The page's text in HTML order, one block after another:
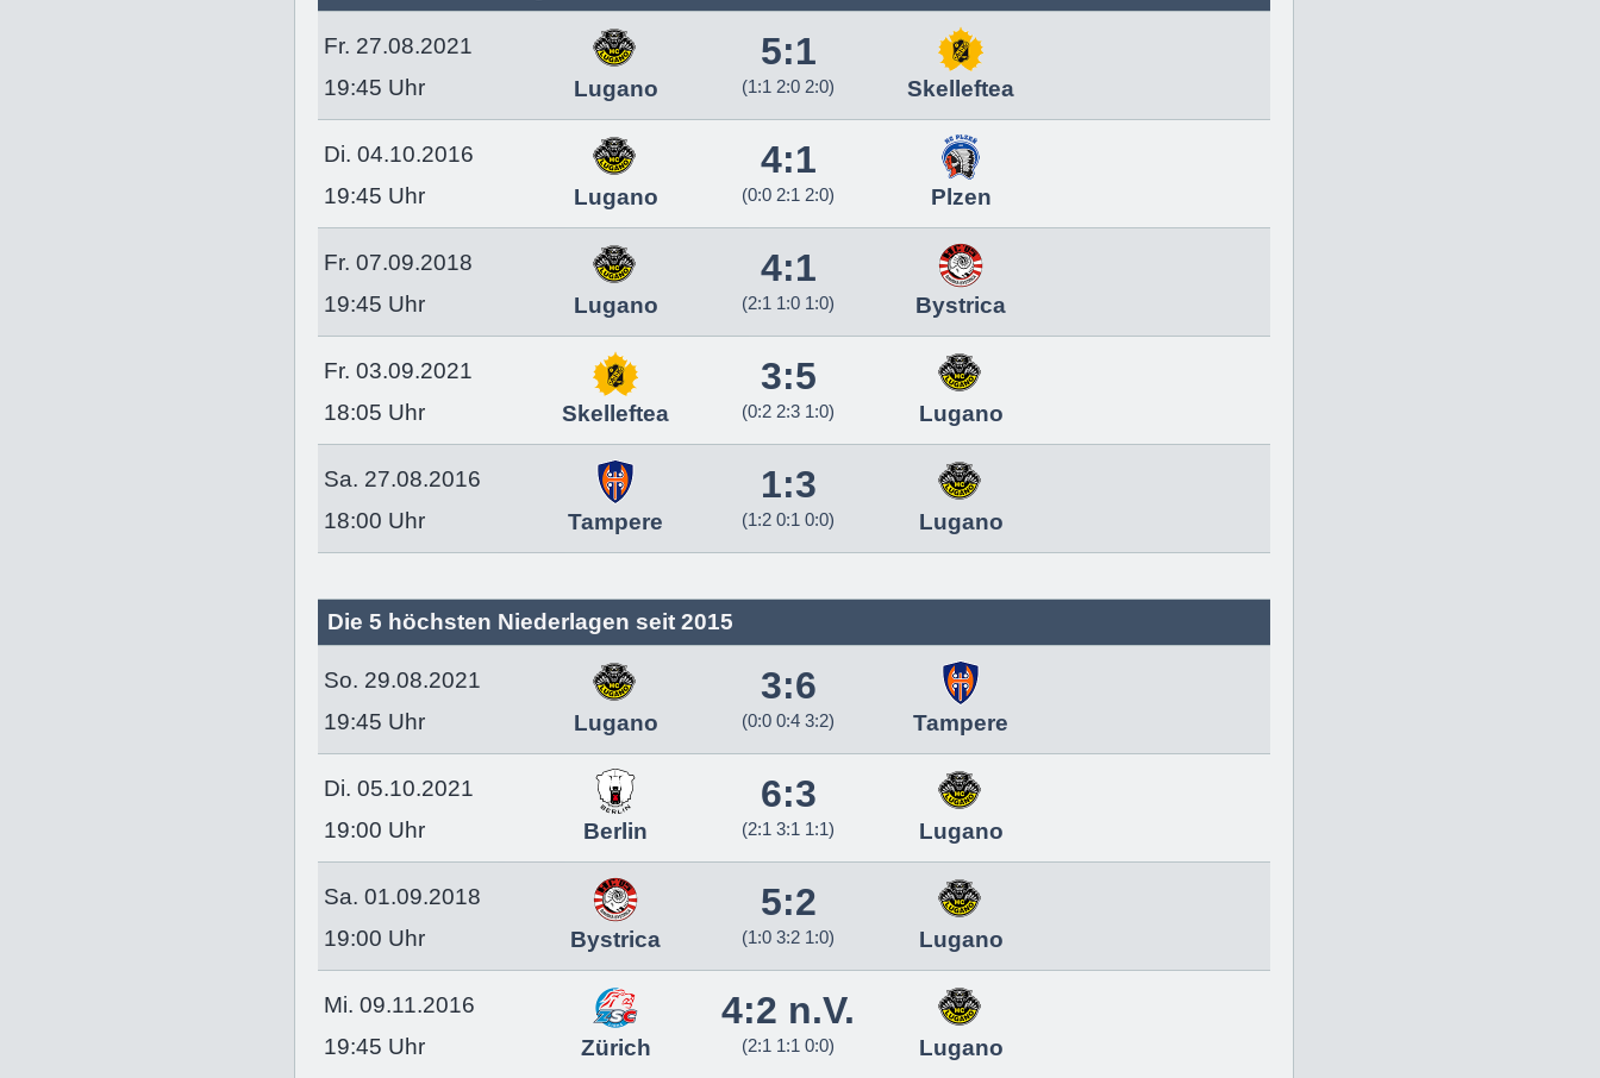
Fr. 27.08.2021
19:45 Uhr
Lugano
5:1
(1:1 2:0 2:0) Skelleftea
Di. 04.10.2016
19:45 Uhr
Lugano
4:1
(0:0 2:1 2:0) Plzen
Fr. 07.09.2018
19:45 Uhr
Lugano
4:1
(2:1 1:0 1:0) Bystrica
Fr. 03.09.2021
18:05 Uhr
Skelleftea
3:5
(0:2 2:3 1:0) Lugano
Sa. 27.08.2016
18:00 Uhr
Tampere
1:3
(1:2 0:1 0:0) Lugano
Die 5 höchsten Niederlagen seit 2015
So. 29.08.2021
19:45 Uhr
Lugano
3:6
(0:0 0:4 3:2) Tampere
Di. 05.10.2021
19:00 Uhr
Berlin
6:3
(2:1 3:1 1:1) Lugano
Sa. 01.09.2018
19:00 Uhr
Bystrica
5:2
(1:0 3:2 1:0) Lugano
Mi. 09.11.2016
19:45 Uhr
Zürich
4:2 n.V.
(2:1 1:1 0:0) Lugano